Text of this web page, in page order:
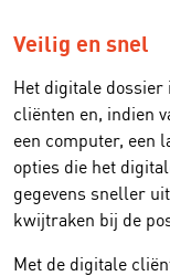
Veilig en snel
Het digitale dossier
cliënten en, indien
een computer, een
opties die het
gegevens sneller
kwijtraken bij de
Met de digitale